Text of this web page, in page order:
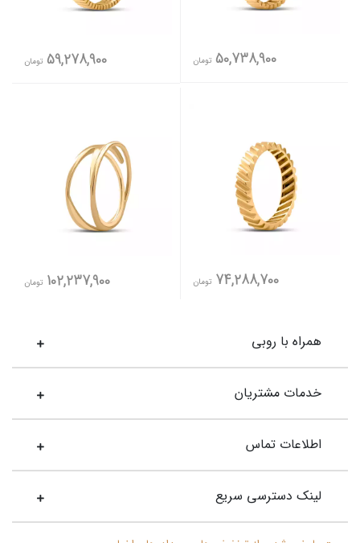
50,738,900 تومان 59,278,900 تومان
74,288,700 تومان 102,237,900 تومان
همراه با روبی
خدمات مشتریان
اطلاعات تماس
لینک دسترسی سریع